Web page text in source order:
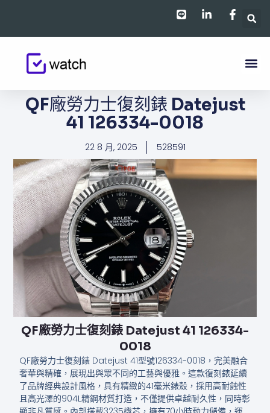
QF廠勞力士復刻錶 Datejust
41 126334-0018
22 8 月, 2025 528591
QF廠勞力士復刻錶 Datejust 41 126334-
0018
QF廠勞力士復刻錶 Datejust 41型號126334-0018，完美融合
奢華與精確，展現出與眾不同的工藝與優雅。這款復刻錶延續
了品牌經典設計風格，具有精緻的41毫米錶殼，採用高耐蝕性
且高光澤的904L精鋼材質打造，不僅提供卓越耐久性，同時彰